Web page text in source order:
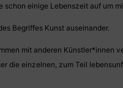
einige Lebenszeit auf um
Begriffes Kunst auseinander.
mit anderen Künstler*innen
einzelnen, zum Teil